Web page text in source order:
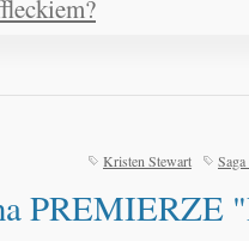
Kristen Stewart
PREMIERZE